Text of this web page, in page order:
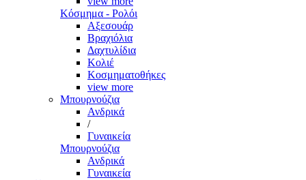
Κόσμημα - Ρολόι
Αξεσουάρ
Βραχιόλια
Δαχτυλίδια
Κολιέ
Κοσμηματοθήκες
view more
Μπουρνούζια
Ανδρικά
/
Γυναικεία
Μπουρνούζια
Ανδρικά
Γυναικεία